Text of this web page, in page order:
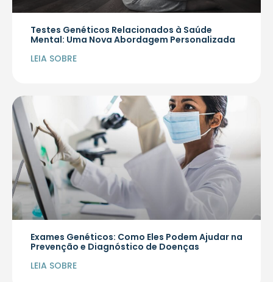
Testes Genéticos Relacionados à Saúde
Mental: Uma Nova Abordagem Personalizada
LEIA SOBRE
Exames Genéticos: Como Eles Podem Ajudar na
Prevenção e Diagnóstico de Doenças
LEIA SOBRE